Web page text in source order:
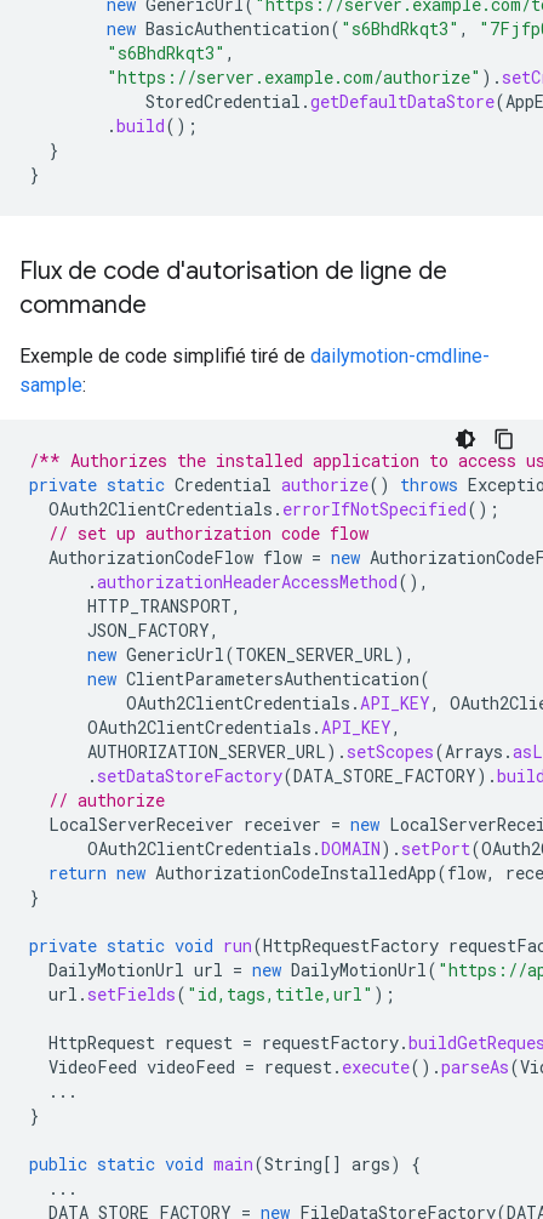
new BasicAuthentication( "s6BhdRkqt3" ,
"s6BhdRkqt3" ,
"https://server.example.com/authorize" ).
StoredCredential .getDefaultDataStore(
.build();
}
}
Flux de code d'autorisation de ligne de
commande
Exemple de code simplifié tiré de dailymotion-cmdline-
sample:
/** Authorizes the installed application to access
private static Credential authorize() throws
OAuth2ClientCredentials . errorIfNotSpecified();
// set up authorization code flow
AuthorizationCodeFlow flow = new
.authorizationHeaderAccessMethod(),
HTTP_TRANSPORT,
JSON_FACTORY,
new GenericUrl(TOKEN_SERVER_URL),
new ClientParametersAuthentication(
OAuth2ClientCredentials .API_KEY,
OAuth2ClientCredentials .API_KEY,
AUTHORIZATION_SERVER_URL). setScopes(Arrays .
. setDataStoreFactory(DATA_STORE_FACTORY).
// authorize
LocalServerReceiver receiver = new
OAuth2ClientCredentials .DOMAIN). setPort(
return new AuthorizationCodeInstalledApp(flow,
}
private static void run(HttpRequestFactory
DailyMotionUrl url = new DailyMotionUrl( "https://
url . setFields( "id,tags,title,url" );
HttpRequest request = requestFactory.
VideoFeed videoFeed = request. execute().parseAs(
...
}
public static void main(String[] args)
{
...
DATA_STORE_FACTORY = new FileDataStoreFactory(